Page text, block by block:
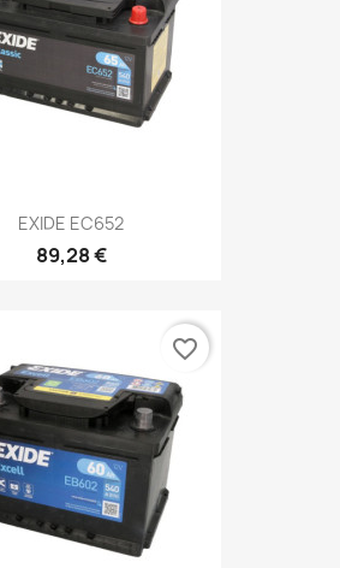
EXIDE EC652
89,28 €
favorite_border